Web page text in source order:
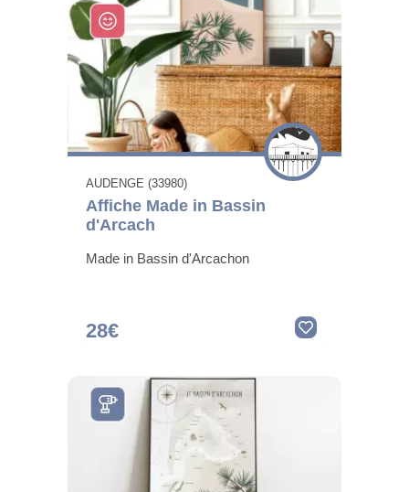
AUDENGE (33980)
Affiche Made in Bassin
d'Arcach
Made in Bassin d'Arcachon
28€